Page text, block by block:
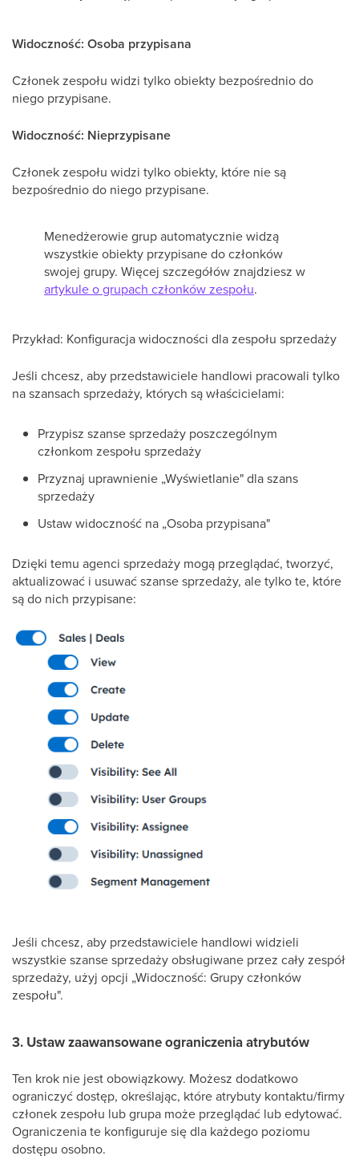
Widoczność: Osoba przypisana
Członek zespołu widzi tylko obiekty bezpośrednio do
niego przypisane.
Widoczność: Nieprzypisane
Członek zespołu widzi tylko obiekty, które nie są
bezpośrednio do niego przypisane.
Menedżerowie grup automatycznie widzą
wszystkie obiekty przypisane do członków
swojej grupy. Więcej szczegółów znajdziesz w
artykule o grupach członków zespołu.
Przykład: Konfiguracja widoczności dla zespołu sprzedaży
Jeśli chcesz, aby przedstawiciele handlowi pracowali tylko
na szansach sprzedaży, których są właścicielami:
Przypisz szanse sprzedaży poszczególnym
członkom zespołu sprzedaży
Przyznaj uprawnienie „Wyświetlanie" dla szans
sprzedaży
Ustaw widoczność na „Osoba przypisana"
Dzięki temu agenci sprzedaży mogą przeglądać, tworzyć,
aktualizować i usuwać szanse sprzedaży, ale tylko te, które
są do nich przypisane:
Jeśli chcesz, aby przedstawiciele handlowi widzieli
wszystkie szanse sprzedaży obsługiwane przez cały zespół
sprzedaży, użyj opcji „Widoczność: Grupy członków
zespołu".
3. Ustaw zaawansowane ograniczenia atrybutów
Ten krok nie jest obowiązkowy. Możesz dodatkowo
ograniczyć dostęp, określając, które atrybuty kontaktu/firmy
członek zespołu lub grupa może przeglądać lub edytować.
Ograniczenia te konfiguruje się dla każdego poziomu
dostępu osobno.